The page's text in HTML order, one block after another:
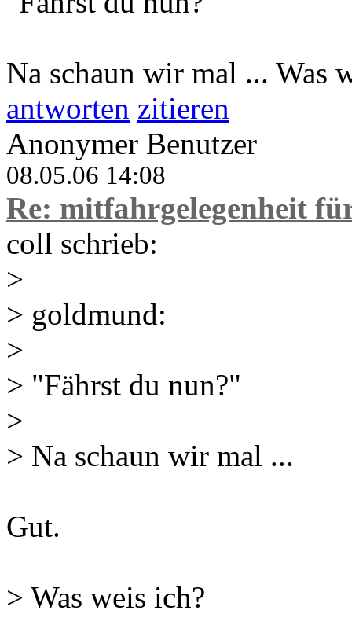
Na schaun wir mal ... Was
antworten zitieren
Anonymer Benutzer
08.05.06 14:08
Re: mitfahrgelegenheit
coll schrieb:
>
> goldmund:
>
> "Fährst du nun?"
>
> Na schaun wir mal ...
Gut.
> Was weis ich?